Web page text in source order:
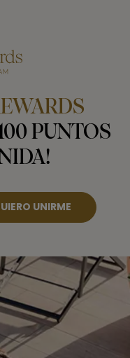
PUNTOS
UNIRME